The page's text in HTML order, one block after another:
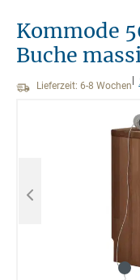
Kommode
Buche
Lieferzeit: 6-8 Wochen